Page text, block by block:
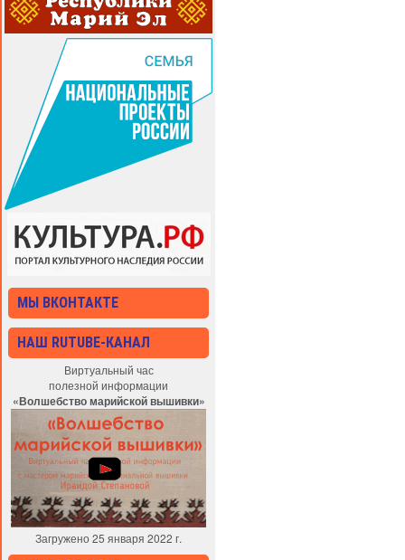
МЫ ВКОНТАКТЕ
НАШ RUTUBE-КАНАЛ
Виртуальный час
полезной информации
«Волшебство марийской вышивки»
Загружено 25 января 2022 г.